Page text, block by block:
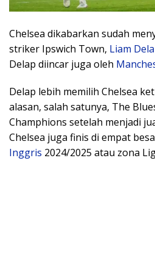
Chelsea dikabarkan sudah
striker Ipswich Town, Liam
Delap diincar juga oleh
Delap lebih memilih Chelsea
alasan, salah satunya, The
Champhions setelah menjadi
Chelsea juga finis di empat
Inggris 2024/2025 atau zona